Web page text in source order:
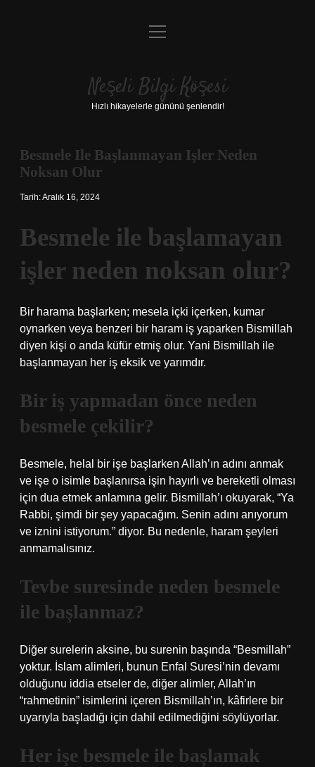
Anasayfa
Yasal Uyarı
menüyü
Neşeli Bilgi Köşesi
Hızlı hikayelerle gününü şenlendir!
Besmele Ile Başlanmayan Işler Neden
Noksan Olur
Tarih: Aralık 16, 2024
Besmele ile başlamayan
işler neden noksan olur?
Bir harama başlarken; mesela içki içerken, kumar
oynarken veya benzeri bir haram iş yaparken Bismillah
diyen kişi o anda küfür etmiş olur. Yani Bismillah ile
başlanmayan her iş eksik ve yarımdır.
Bir iş yapmadan önce neden
besmele çekilir?
Besmele, helal bir işe başlarken Allah’ın adını anmak
ve işe o isimle başlanırsa işin hayırlı ve bereketli olması
için dua etmek anlamına gelir. Bismillah’ı okuyarak, “Ya
Rabbi, şimdi bir şey yapacağım. Senin adını anıyorum
ve iznini istiyorum.” diyor. Bu nedenle, haram şeyleri
anmamalısınız.
Tevbe suresinde neden besmele
ile başlanmaz?
Diğer surelerin aksine, bu surenin başında “Besmillah”
yoktur. İslam alimleri, bunun Enfal Suresi’nin devamı
olduğunu iddia etseler de, diğer alimler, Allah’ın
“rahmetinin” isimlerini içeren Bismillah’ın, kâfirlere bir
uyarıyla başladığı için dahil edilmediğini söylüyorlar.
Her işe besmele ile başlamak